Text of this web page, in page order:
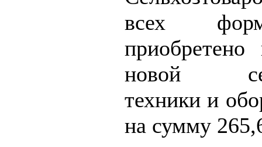
всех форм
новой
техники и
на сумму